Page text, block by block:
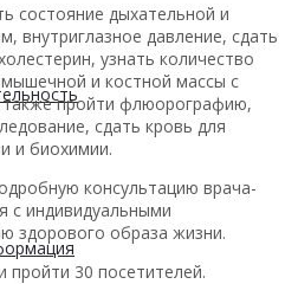
состояние дыхательной и
внутриглазное давление, сдать
узнать количество
и костной массы с
пройти флюорографию,
сдать кровь для
и биохимии.
консультацию врача-
с индивидуальными
здорового образа жизни.
пройти 30 посетителей.